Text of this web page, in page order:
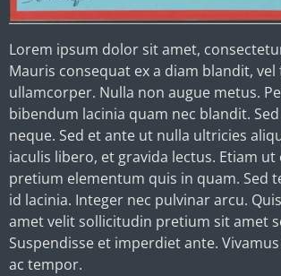
Lorem ipsum dolor sit amet,
Mauris consequat ex a diam blandit,
ullamcorper. Nulla non augue metus.
bibendum lacinia quam nec blandit.
neque. Sed et ante ut nulla ultricies
iaculis libero, et gravida lectus. Etiam
pretium elementum quis in quam. Sed
id lacinia. Integer nec pulvinar arcu.
amet velit sollicitudin pretium sit amet
Suspendisse et imperdiet ante.
ac tempor.